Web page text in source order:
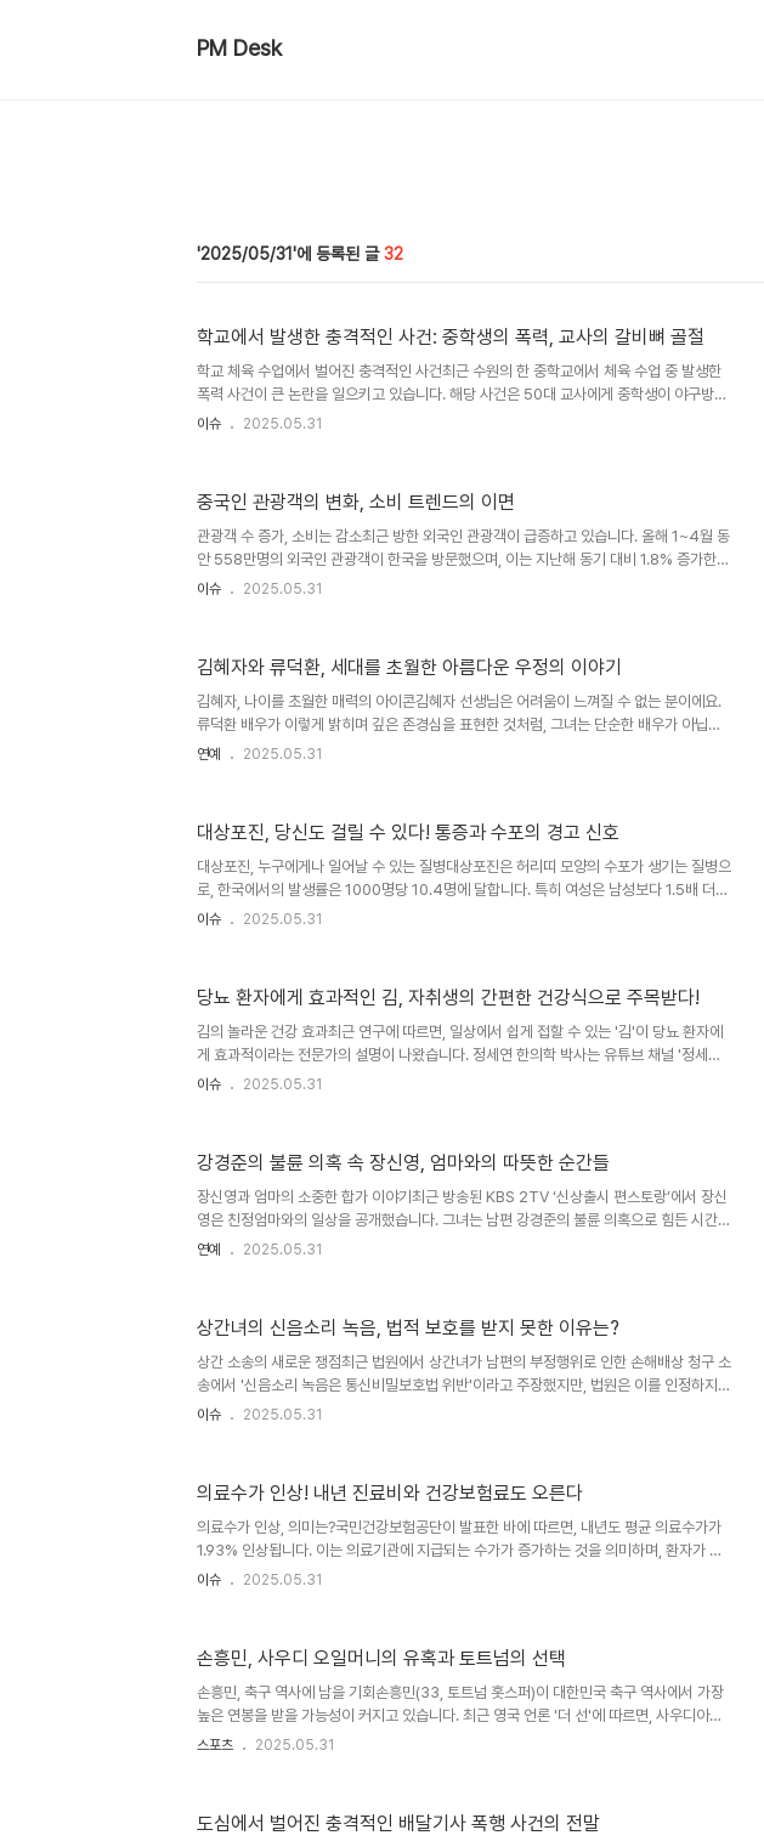
PM Desk
2025/05/31 32
학교에서 발생한 충격적인 사건: 중학생의 폭력, 교사의 갈비뼈 골절
학교 체육 수업에서 벌어진 충격적인 사건최근 수원의 한 중학교에서 체육 수업 중 발생한
폭력 사건이 큰 논란을 일으키고 있습니다. 해당 사건은 50대 교사에게 중학생이 야구방망
이를 휘둘러 갈비뼈를 골절시키는 끔찍한 상황을 초래했습니다. 피해자인 B 씨는 현재 인근
대 A 군은 특수상해 혐의로 경찰에 입건되어 조사 중입니다. A 군은 수업 도중 교사에게 여
러 차례 야구방망이를 휘둘렀으며, 이 과정에서 B 씨가 심각한 부상을 입었습니다. 경..
이슈 2025.05.31
중국인 관광객의 변화, 소비 트렌드의 이면
관광객 수 증가, 소비는 감소최근 방한 외국인 관광객이 급증하고 있습니다. 올해 1~4월 동
안 558만명의 외국인 관광객이 한국을 방문했으며, 이는 지난해 동기 대비 1.8% 증가한
수치입니다. 특히 중국인 관광객은 157만명으로, 일본과 대만을 제치고 가장 많은 수를 기
년 40억9000만 달러에서 올해 15억9000만 달러로 줄어들었습니다. 이러한 상황은 관
광업계에 희비가 갈리는 원인이 되고 있습니다. 호텔 및 리조트 업계의 호황방한 ..
이슈 2025.05.31
김혜자와 류덕환, 세대를 초월한 아름다운 우정의 이야기
김혜자, 나이를 초월한 매력의 아이콘김혜자 선생님은 어려움이 느껴질 수 없는 분이에요.
류덕환 배우가 이렇게 밝히며 깊은 존경심을 표현한 것처럼, 그녀는 단순한 배우가 아닙니
다. 64년의 경력을 가진 김혜자는 세대를 초월한 매력을 지닌 인물로, 드라마 '천국보다 아
에 대해 '과거의 잊힌 기억일 수 있으니까'라고 말하며 감정적인 연결을 느꼈다고 전했습니
다. 류덕환, 김혜자와의 특별한 인연이번 드라마에서 류덕환은 김혜자와의 재회를 통해 많
은 성장..
연예 2025.05.31
대상포진, 당신도 걸릴 수 있다! 통증과 수포의 경고 신호
대상포진, 누구에게나 일어날 수 있는 질병대상포진은 허리띠 모양의 수포가 생기는 질병으
로, 한국에서의 발생률은 1000명당 10.4명에 달합니다. 특히 여성은 남성보다 1.5배 더
많이 걸리며, 평생 유병률은 약 30%에 이릅니다. 이는 3명 중 1명꼴로 대상포진에 걸릴 수
요대상포진의 전조증상으로는 찌르는 듯한 통증과 가려움증이 있으며, 이는 피부 병변이 나
타나기 전 2~3일에서 1주일까지 지속될 수 있습니다. 이 시기에는 진단이 어려운 경우..
이슈 2025.05.31
당뇨 환자에게 효과적인 김, 자취생의 간편한 건강식으로 주목받다!
김의 놀라운 건강 효과최근 연구에 따르면, 일상에서 쉽게 접할 수 있는 '김'이 당뇨 환자에
게 효과적이라는 전문가의 설명이 나왔습니다. 정세연 한의학 박사는 유튜브 채널 '정세연
의 라이프연구소'에서 김의 효능을 강조하며, 김에는 칼륨, 칼슘, 마그네슘, 인 등의 미네랄
로리김은 저칼로리 식품임에도 불구하고 단백질 함량이 상당히 높습니다. 김 100g당 단백
질 함량은 약 36%로, 소고기보다도 높은 수치입니다. 이는 자취생들에게 간..
이슈 2025.05.31
강경준의 불륜 의혹 속 장신영, 엄마와의 따뜻한 순간들
장신영과 엄마의 소중한 합가 이야기최근 방송된 KBS 2TV ‘신상출시 편스토랑’에서 장신
영은 친정엄마와의 일상을 공개했습니다. 그녀는 남편 강경준의 불륜 의혹으로 힘든 시간을
보내고 있지만, 엄마와의 합가로 새로운 힘을 얻고 있습니다. 장신영의 친정엄마는 딸을 위
이 없다고 전했습니다. 이는 모녀의 특별한 유대감과 가족의 사랑을 잘 보여줍니다. 모녀의
따뜻한 요리 시간장신영과 친정엄마는 함께 요리하는 시간을 가지며 즐거운 대화를 나누었
습니..
연예 2025.05.31
상간녀의 신음소리 녹음, 법적 보호를 받지 못한 이유는?
상간 소송의 새로운 쟁점최근 법원에서 상간녀가 남편의 부정행위로 인한 손해배상 청구 소
송에서 '신음소리 녹음은 통신비밀보호법 위반'이라고 주장했지만, 법원은 이를 인정하지
않았습니다. 대전지법 서산지원 나우상 부장판사는 '신음소리는 보호 대상 대화가 아니
의 부정행위에 대해 명백한 증거가 있음에도 불구하고 비합리적인 변명을 일관했다고 판단
했습니다. 이를 통해 법원은 상간녀가 남편의 불륜을 알고 있었음에도 불구하고 그 행동을
정당화할 수 없..
이슈 2025.05.31
의료수가 인상! 내년 진료비와 건강보험료도 오른다
의료수가 인상, 의미는?국민건강보험공단이 발표한 바에 따르면, 내년도 평균 의료수가가
1.93% 인상됩니다. 이는 의료기관에 지급되는 수가가 증가하는 것을 의미하며, 환자가 내
는 진료비와 건강보험료에도 직접적인 영향을 미칠 것으로 예상됩니다. 특히, 7개 의약 단
산지수 인상률, 세부 내역은?내년도 요양기관 유형별 환산지수 인상률은 병원 2.0%, 의원
1.7%, 치과 2.0%, 한의 1.9%, 약국 3.3%, 조산원 6.0%, 보건기관 2..
이슈 2025.05.31
손흥민, 사우디 오일머니의 유혹과 토트넘의 선택
손흥민, 축구 역사에 남을 기회손흥민(33, 토트넘 홋스퍼)이 대한민국 축구 역사에서 가장
높은 연봉을 받을 가능성이 커지고 있습니다. 최근 영국 언론 '더 선'에 따르면, 사우디아라
비아의 복수 구단이 손흥민을 차기 영입 대상으로 검토하고 있다고 합니다. 크리스티아누
사우디 리그의 매력과 손흥민의 연봉사우디아라비아 리그는 자본력이 뛰어난 리그로, 유럽
스포츠 2025.05.31
도심에서 벌어진 충격적인 배달기사 폭행 사건의 전말